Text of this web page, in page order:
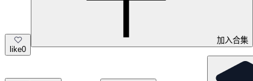
like0
加入合集